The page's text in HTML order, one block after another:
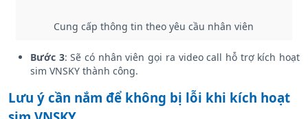
Cung cấp thông tin theo yêu cầu nhân viên
Bước 3: Sẽ có nhân viên gọi ra video call hỗ trợ kích hoạt
sim VNSKY thành công.
Lưu ý cần nắm để không bị lỗi khi kích hoạt